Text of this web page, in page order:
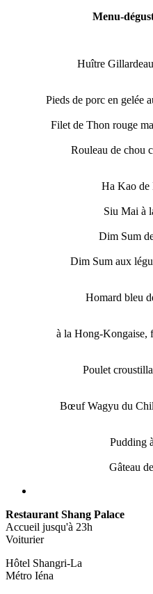
Menu-
Huître
Pieds de porc en gelée
Filet de Thon rouge
Rouleau de chou
Ha Kao de
Siu Mai à
Dim Sum
Dim Sum aux
Homard bleu
à la Hong-Kongaise,
Poulet
Bœuf Wagyu du
Pudding
Gâteau
Restaurant Shang Palace
Accueil jusqu'à 23h
Voiturier
Hôtel Shangri-La
Métro Iéna